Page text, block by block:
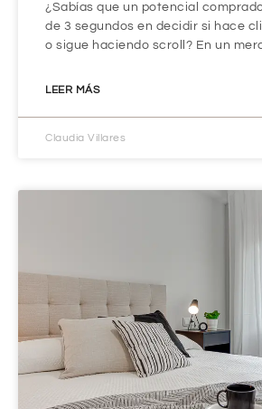
¿Sabías que un potencial
de 3 segundos en decidir si hace
o sigue haciendo scroll? En un
LEER MÁS
Claudia Villares